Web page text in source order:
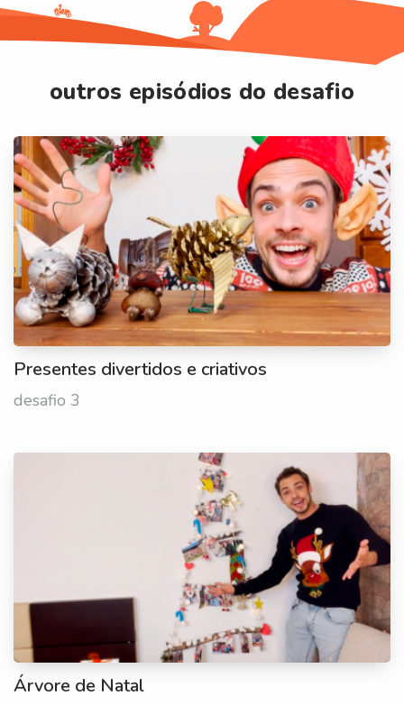
outros episódios do desafio
Presentes divertidos e criativos
desafio 3
Árvore de Natal